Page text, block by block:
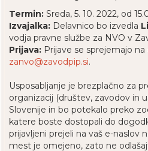
Termin: Sreda, 5. 10. 2022, od
Izvajalka: Delavnico bo izvedla
vodja pravne službe za NVO v
Prijava: Prijave se sprejemajo
zanvo@zavodpip.si.
Usposabljanje je brezplačno za
organizacij (društev, zavodov in
Slovenije in bo potekalo preko
katere boste dostopali do
prijavljeni prejeli na vaš e-naslov
mest je omejeno, zato ne